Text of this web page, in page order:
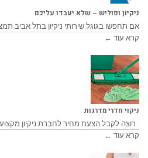
ניקיון ופוליש – שלא יעבדו עליכם
אם תחפשו בגוגל שירותי ניקיון בתל אביב
קרא עוד ←
ניקוי חדרי מדרגות
רוצה לקבל הצעת מחיר לחברת ניקיון
קרא עוד ←